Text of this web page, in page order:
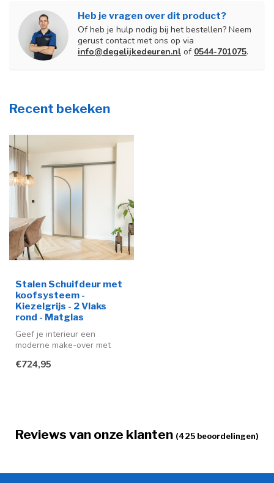
Heb je vragen over dit product?
Of heb je hulp nodig bij het bestellen? Neem
gerust contact met ons op via
info@degelijkedeuren.nl of 0544-701075.
Recent bekeken
Stalen Schuifdeur met
koofsysteem -
Kiezelgrijs - 2 Vlaks
rond - Matglas
Geef je interieur een
moderne make-over met
schuifdeur me...
€724,95
Reviews van onze klanten (425 beoordelingen)